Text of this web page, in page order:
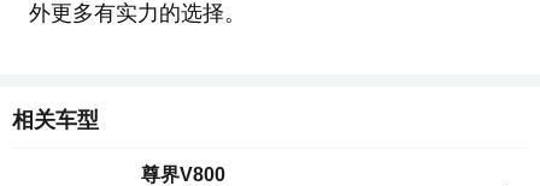
外更多有实力的选择。
相关车型
尊界V800